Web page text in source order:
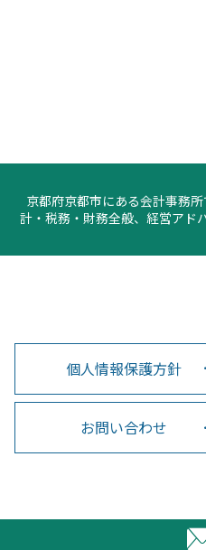
京都府京都市にある会計事務
計・税務・財務全般、経営アド
個人情報保護方針
お問い合わせ